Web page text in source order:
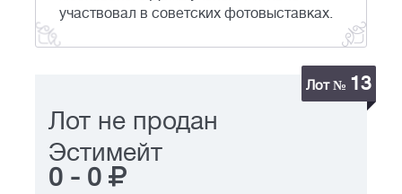
участвовал в советских фотовыставках.
Лот № 13
Лот не продан
Эстимейт
0 - 0